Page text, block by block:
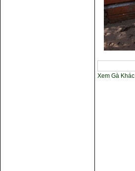
Xem Gà Khác